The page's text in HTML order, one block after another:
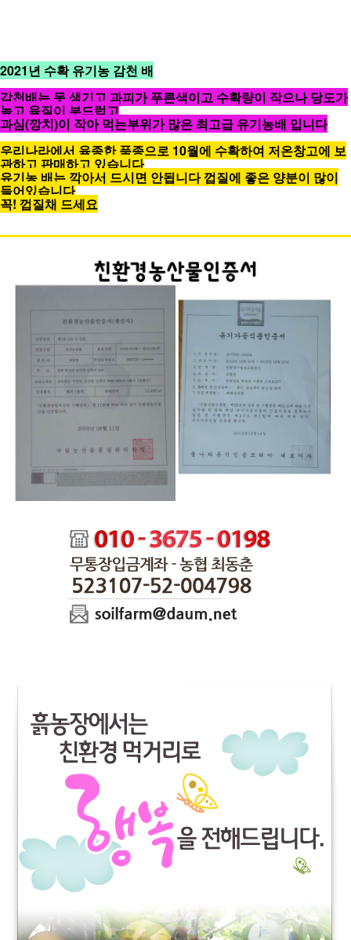
2021년 수확 유기농 감천 배
감천배는 못 생기고 과피가 푸른색이고 수확량이 작으나 당도가
높고 육질이 부드럽고
과심(깡치)이 작아 먹는부위가 많은 최고급 유기농배 입니다
우리나라에서 육종한 품종으로 10월에 수확하여 저온창고에 보
관하고 판매하고 있습니다
유기농 배는 깍아서 드시면 안됩니다 껍질에 좋은 양분이 많이
들어있습니다
꼭! 껍질채 드세요